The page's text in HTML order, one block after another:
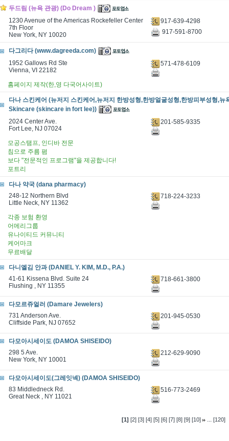
두드림 (뉴욕 관광) (Do Dream )
1230 Avenue of the Americas Rockefeller Center
7th Floor
New York, NY 10020
917-639-4298
917-591-8700
다그리다 (www.dagreeda.com)
1952 Gallows Rd Ste
Vienna, VI 22182
571-478-6109
홈페이지 제작(한,영 다국어사이트)
다나 스킨케어 (뉴저지 스킨케어,뉴저지 한방성형,한방얼굴성형,한방피부성형,뉴
Skincare (skincare in fort lee))
2024 Center Ave.
Fort Lee, NJ 07024
201-585-9335
모공스탬프, 인디바 전문
침으로 주름 폄
보다 "전문적인 프로그램"을 제공합니다!
포트리
다나 약국 (dana pharmacy)
248-12 Northern Blvd
Little Neck, NY 11362
718-224-3233
각종 보험 환영
어메리그룹
유나이티드 커뮤니티
케어마크
무료배달
다니엘김 안과 (DANIEL Y. KIM, M.D., P.A.)
41-61 Kissena Blvd. Suite 24
Flushing , NY 11355
718-661-3800
다모르쥬얼러 (Damare Jewelers)
731 Anderson Ave.
Cliffside Park, NJ 07652
201-945-0530
다모아시세이도 (DAMOA SHISEIDO)
298 5 Ave.
New York, NY 10001
212-629-9090
다모아시세이도(그레잇넥) (DAMOA SHISEIDO)
83 Middledneck Rd.
Great Neck , NY 11021
516-773-2469
[1] [2] [3] [4] [5] [6] [7] [8] [9] [10] ... [120]